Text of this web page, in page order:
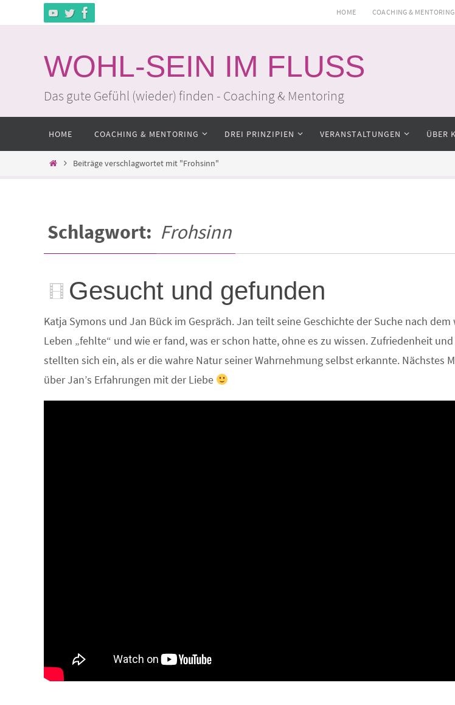
HOME COACHING & MENTORING
WOHL-SEIN IM FLUSS
Das gute Gefühl (wieder) finden - Coaching & Mentoring
springen
HOME COACHING & MENTORING DREI PRINZIPIEN VERANSTALTUNGEN ÜBER
HomeBeiträge verschlagwortet mit "Frohsinn"
Schlagwort: Frohsinn
Gesucht und gefunden
Katja Symons und Jan Bück im Gespräch. Jan teilt seine Geschichte der Suche nach dem
Leben „fehlte“ und wie er fand, was er schon hatte, ohne es zu wissen. Zufriedenheit
stellten sich ein, als er die wahre Natur seiner Wahrnehmung selbst erkannte. Nächstes
über Jan’s Erfahrungen mit der Liebe